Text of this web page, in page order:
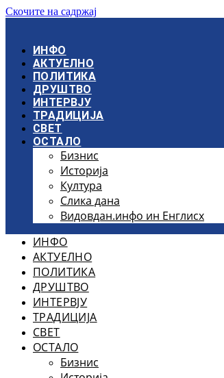
Скочите на садржај
ИНФО
АКТУЕЛНО
ПОЛИТИКА
ДРУШТВО
ИНТЕРВЈУ
ТРАДИЦИЈА
СВЕТ
ОСТАЛО
Бизнис
Историја
Култура
Слика дана
Видовдан.инфо ин Енглисх
ИНФО
АКТУЕЛНО
ПОЛИТИКА
ДРУШТВО
ИНТЕРВЈУ
ТРАДИЦИЈА
СВЕТ
ОСТАЛО
Бизнис